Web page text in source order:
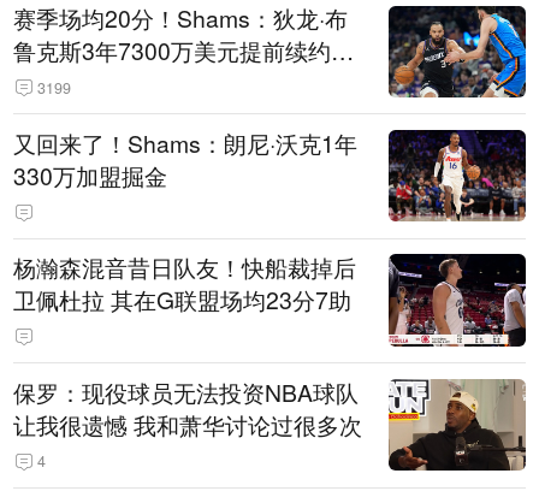
赛季场均20分！Shams：狄龙·布
鲁克斯3年7300万美元提前续约太
阳 3199
又回来了！Shams：朗尼·沃克1年
330万加盟掘金
杨瀚森混音昔日队友！快船裁掉后
卫佩杜拉 其在G联盟场均23分7助
保罗：现役球员无法投资NBA球队
让我很遗憾 我和萧华讨论过很多次
4